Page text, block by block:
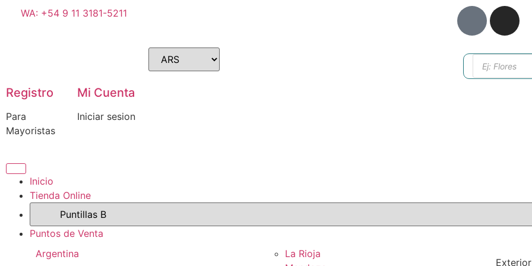
WA: +54 9 11 3181-5211
Registro
Para
Mayoristas
Mi Cuenta
Iniciar sesion
Inicio
Tienda Online
Puntos de Venta
Argentina
La Rioja
Exterior